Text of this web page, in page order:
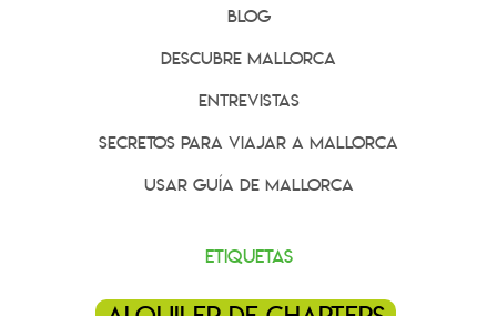
Blog
Descubre Mallorca
Entrevistas
Secretos para viajar a Mallorca
Usar Guía de Mallorca
Etiquetas